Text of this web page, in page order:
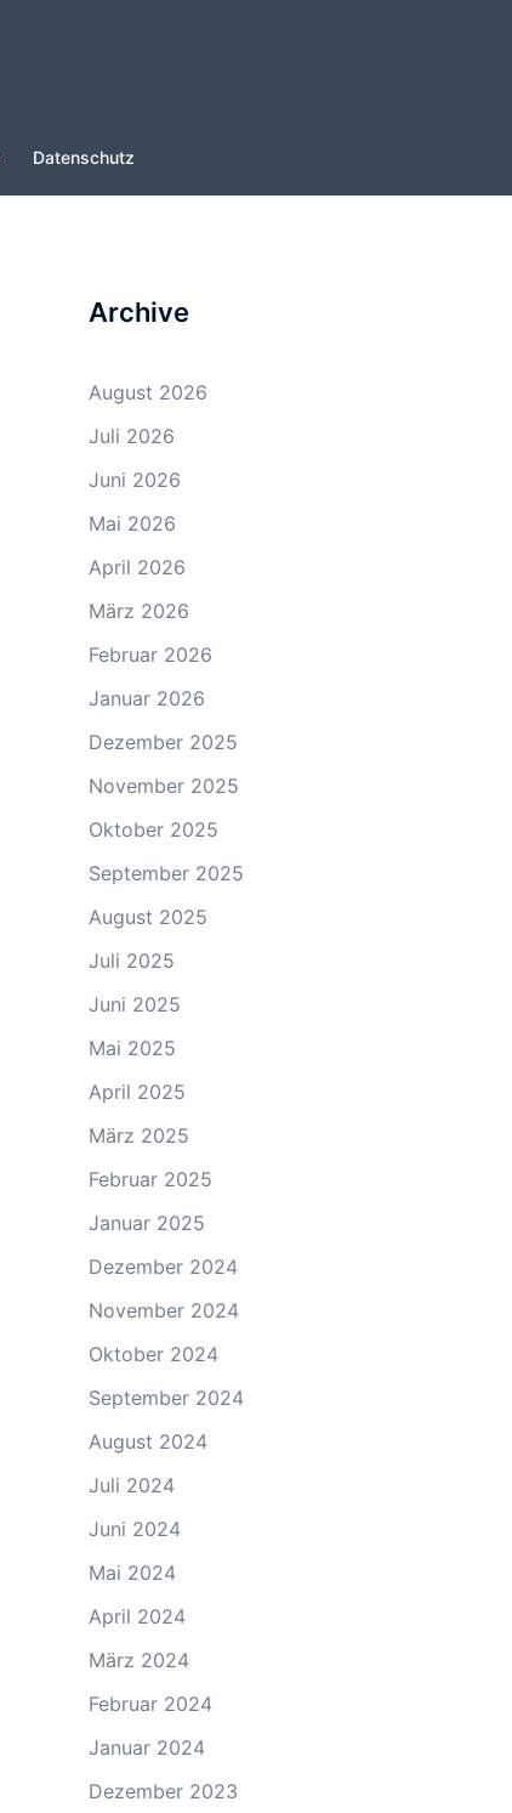
Datenschutz
Archive
August 2026
Juli 2026
Juni 2026
Mai 2026
April 2026
März 2026
Februar 2026
Januar 2026
Dezember 2025
November 2025
Oktober 2025
September 2025
August 2025
Juli 2025
Juni 2025
Mai 2025
April 2025
März 2025
Februar 2025
Januar 2025
Dezember 2024
November 2024
Oktober 2024
September 2024
August 2024
Juli 2024
Juni 2024
Mai 2024
April 2024
März 2024
Februar 2024
Januar 2024
Dezember 2023